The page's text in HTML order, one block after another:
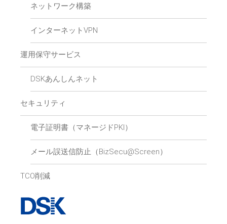
ネットワーク構築
インターネットVPN
運用保守サービス
DSKあんしんネット
セキュリティ
電子証明書（マネージドPKI）
メール誤送信防止（BizSecu@Screen）
TCO削減